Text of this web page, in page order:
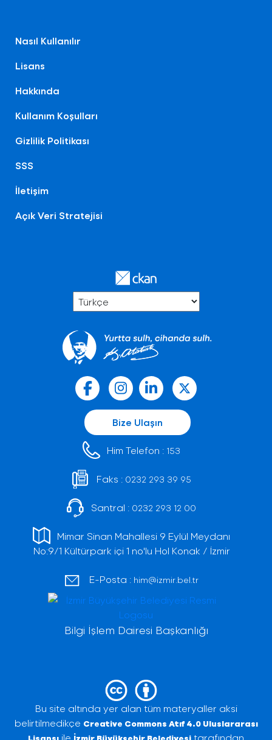
Nasıl Kullanılır
Lisans
Hakkında
Kullanım Koşulları
Gizlilik Politikası
SSS
İletişim
Açık Veri Stratejisi
Bize Ulaşın
Him Telefon : 153
Faks : 0232 293 39 95
Santral : 0232 293 12 00
Mimar Sinan Mahallesi 9 Eylül Meydanı
No:9/1 Kültürpark içi 1 no'lu Hol Konak / İzmir
E-Posta : him@izmir.bel.tr
Bilgi İşlem Dairesi Başkanlığı
Bu site altında yer alan tüm materyaller aksi
belirtilmedikçe Creative Commons Atıf 4.0 Uluslararası